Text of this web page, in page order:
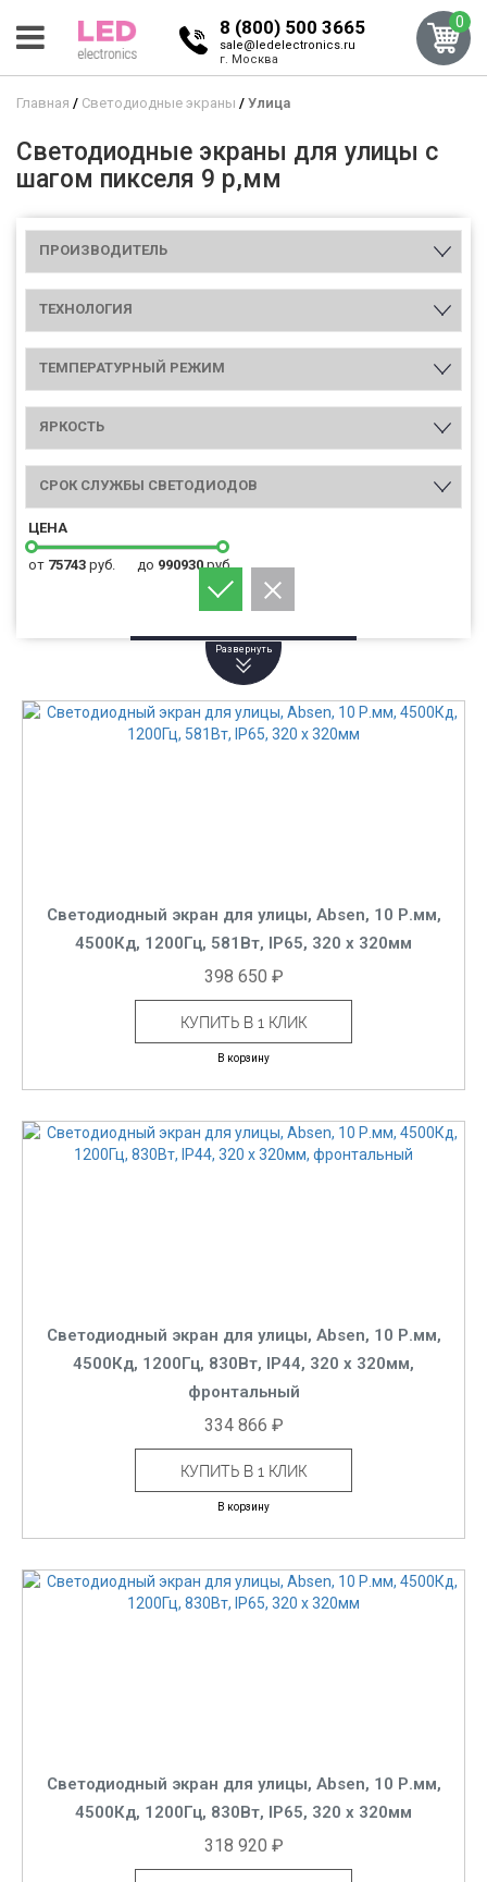
8 (800) 500 3665
sale@ledelectronics.ru
г. Москва
0
Главная Светодиодные экраны Улица
Светодиодные экраны для улицы с
шагом пикселя 9 р,мм
ПРОИЗВОДИТЕЛЬ
ТЕХНОЛОГИЯ
ТЕМПЕРАТУРНЫЙ РЕЖИМ
ЯРКОСТЬ
СРОК СЛУЖБЫ СВЕТОДИОДОВ
ЦЕНА
от 75743 руб. до 990930руб.
Светодиодный экран для улицы, Absen, 10 Р.мм,
4500Кд, 1200Гц, 581Вт, IP65, 320 x 320мм
398 650 ₽
КУПИТЬ В 1 КЛИК
В корзину
Светодиодный экран для улицы, Absen, 10 Р.мм,
4500Кд, 1200Гц, 830Вт, IP44, 320 x 320мм,
фронтальный
334 866 ₽
КУПИТЬ В 1 КЛИК
В корзину
Светодиодный экран для улицы, Absen, 10 Р.мм,
4500Кд, 1200Гц, 830Вт, IP65, 320 x 320мм
318 920 ₽